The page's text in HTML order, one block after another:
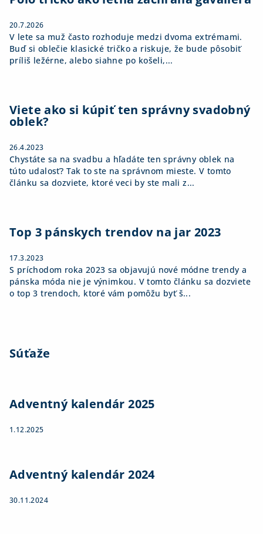
20.7.2026
V lete sa muž často rozhoduje medzi dvoma extrémami.
Buď si oblečie klasické tričko a riskuje, že bude pôsobiť
príliš ležérne, alebo siahne po košeli,...
Viete ako si kúpiť ten správny svadobný
oblek?
26.4.2023
Chystáte sa na svadbu a hľadáte ten správny oblek na
túto udalosť? Tak to ste na správnom mieste. V tomto
článku sa dozviete, ktoré veci by ste mali z...
Top 3 pánskych trendov na jar 2023
17.3.2023
S príchodom roka 2023 sa objavujú nové módne trendy a
pánska móda nie je výnimkou. V tomto článku sa dozviete
o top 3 trendoch, ktoré vám pomôžu byť š...
Súťaže
Adventný kalendár 2025
1.12.2025
Adventný kalendár 2024
30.11.2024